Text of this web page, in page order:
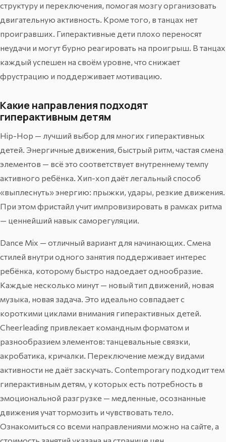
структуру и переключения, помогая мозгу организовать
двигательную активность. Кроме того, в танцах нет
проигравших. Гиперактивные дети плохо переносят
неудачи и могут бурно реагировать на проигрыш. В танцах
каждый успешен на своём уровне, что снижает
фрустрацию и поддерживает мотивацию.
Какие направления подходят
гиперактивным детям
Hip-Hop — лучший выбор для многих гиперактивных
детей. Энергичные движения, быстрый ритм, частая смена
элементов — всё это соответствует внутреннему темпу
активного ребёнка. Хип-хоп даёт легальный способ
«выплеснуть» энергию: прыжки, удары, резкие движения.
При этом фристайл учит импровизировать в рамках ритма
— ценнейший навык саморегуляции.
Dance Mix — отличный вариант для начинающих. Смена
стилей внутри одного занятия поддерживает интерес
ребёнка, которому быстро надоедает однообразие.
Каждые несколько минут — новый тип движений, новая
музыка, новая задача. Это идеально совпадает с
короткими циклами внимания гиперактивных детей.
Cheerleading привлекает командным форматом и
разнообразием элементов: танцевальные связки,
акробатика, кричалки. Переключение между видами
активности не даёт заскучать. Contemporary подходит тем
гиперактивным детям, у которых есть потребность в
эмоциональной разгрузке — медленные, осознанные
движения учат тормозить и чувствовать тело.
Ознакомиться со всеми направлениями можно на сайте, а